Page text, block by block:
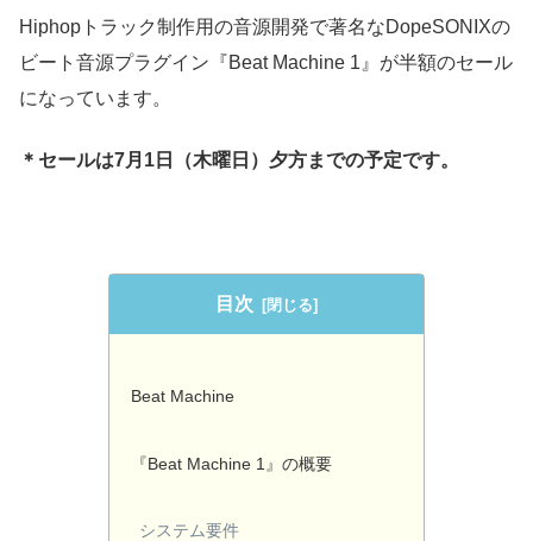
Hiphopトラック制作用の音源開発で著名なDopeSONIXの
ビート音源プラグイン『Beat Machine 1』が半額のセール
になっています。
＊セールは7月1日（木曜日）夕方までの予定です。
目次
Beat Machine
『Beat Machine 1』の概要
システム要件